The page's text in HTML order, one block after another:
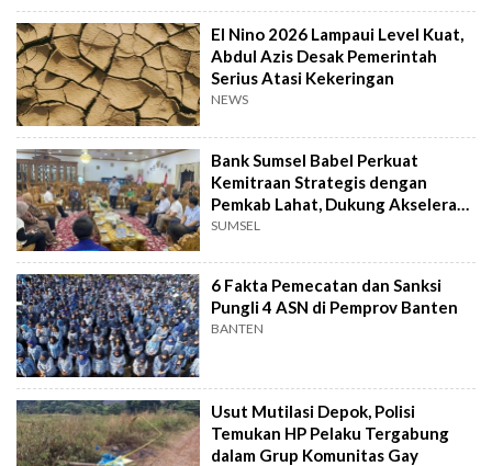
El Nino 2026 Lampaui Level Kuat,
Abdul Azis Desak Pemerintah
Serius Atasi Kekeringan
NEWS
Bank Sumsel Babel Perkuat
Kemitraan Strategis dengan
Pemkab Lahat, Dukung Akselerasi
Ekonomi Daerah
SUMSEL
6 Fakta Pemecatan dan Sanksi
Pungli 4 ASN di Pemprov Banten
BANTEN
Usut Mutilasi Depok, Polisi
Temukan HP Pelaku Tergabung
dalam Grup Komunitas Gay